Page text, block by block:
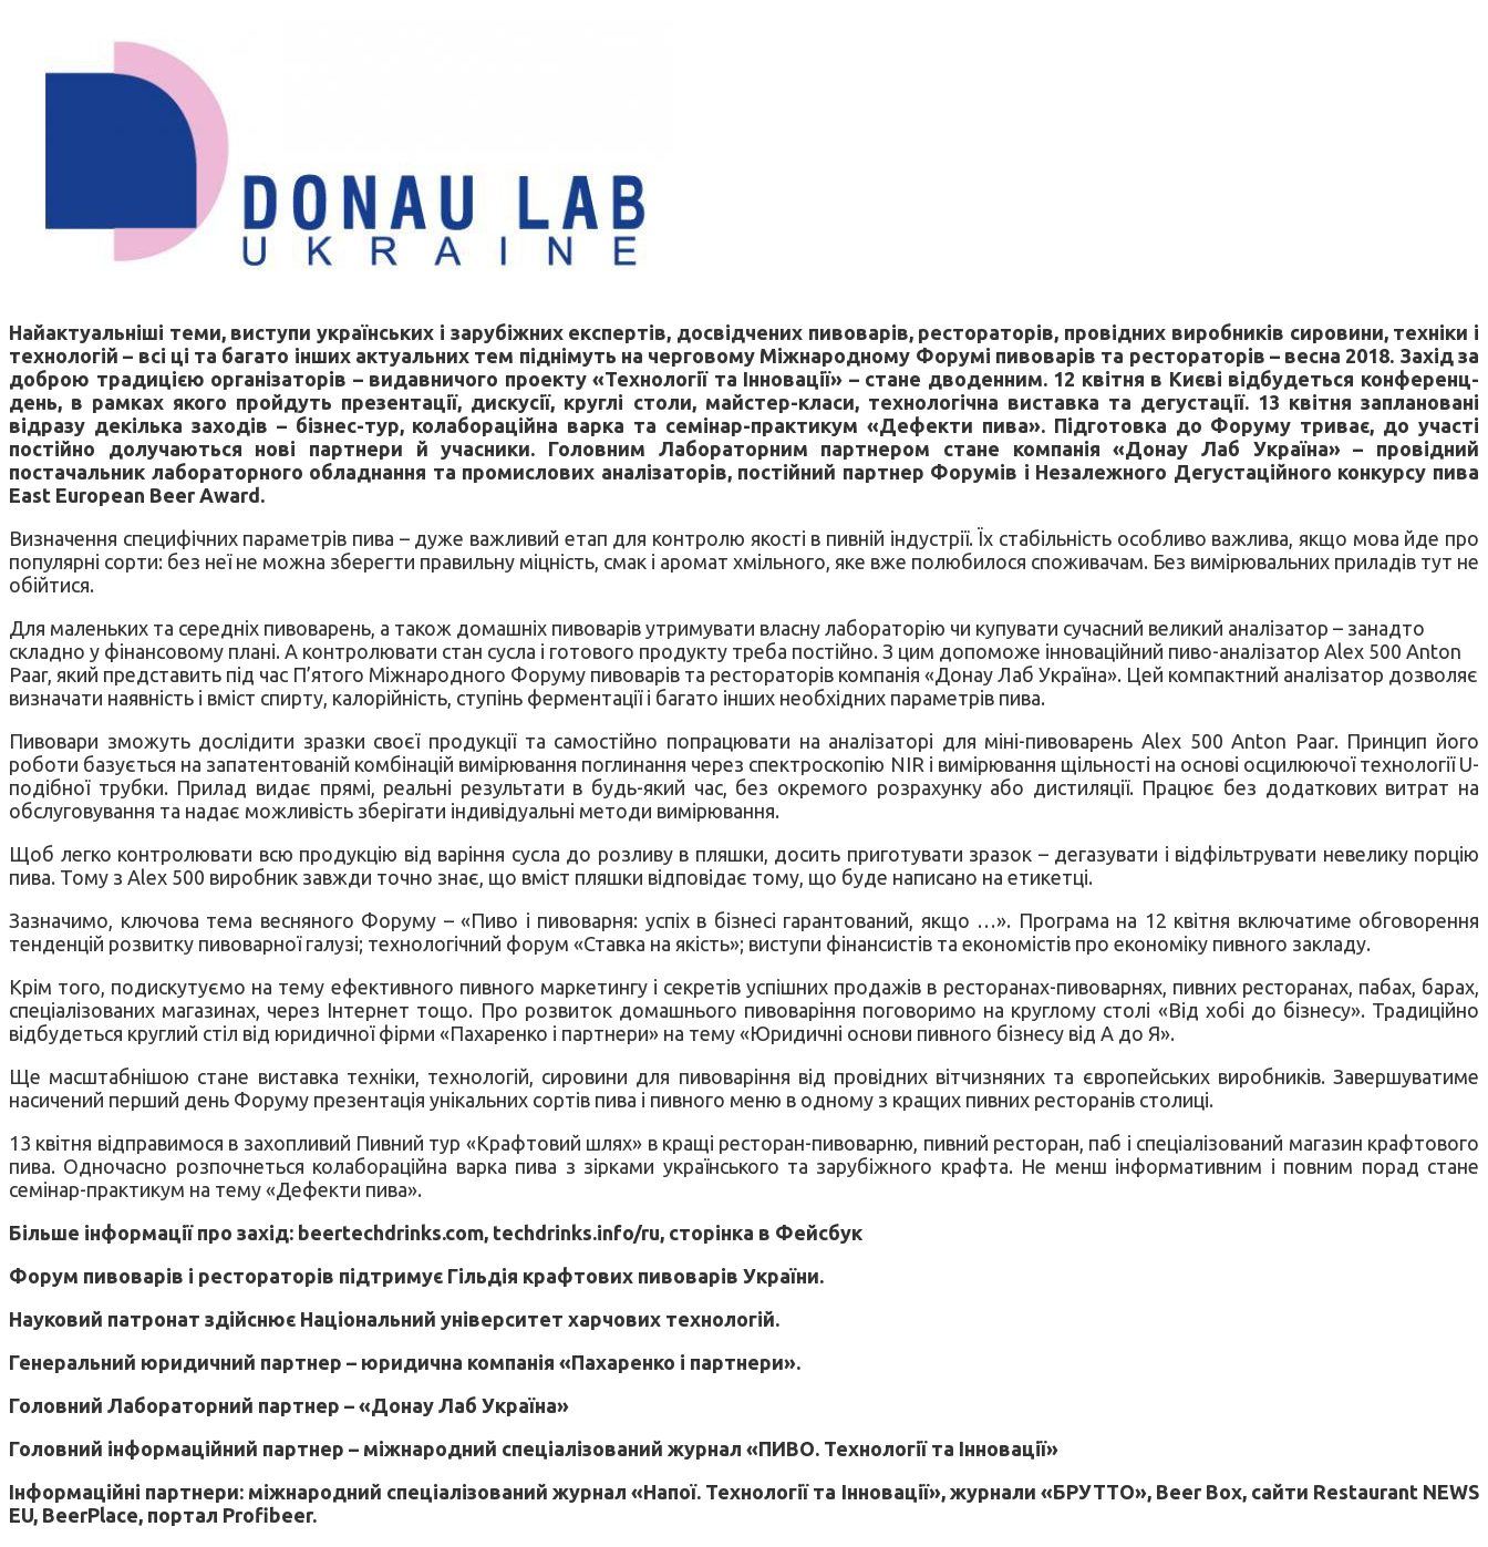
Найактуальніші теми, виступи українських і зарубіжних експертів, досвідчених пивоварів, рестораторів, провідних виробників сировини, техніки і
технологій – всі ці та багато інших актуальних тем піднімуть на черговому Міжнародному Форумі пивоварів та рестораторів – весна 2018. Захід за
доброю традицією організаторів – видавничого проекту «Технології та Інновації» – стане дводенним. 12 квітня в Києві відбудеться конференц-
день, в рамках якого пройдуть презентації, дискусії, круглі столи, майстер-класи, технологічна виставка та дегустації. 13 квітня заплановані
відразу декілька заходів – бізнес-тур, колабораційна варка та семінар-практикум «Дефекти пива». Підготовка до Форуму триває, до участі
постійно долучаються нові партнери й учасники. Головним Лабораторним партнером стане компанія «Донау Лаб Україна» – провідний
постачальник лабораторного обладнання та промислових аналізаторів, постійний партнер Форумів і Незалежного Дегустаційного конкурсу пива
East European Beer Award.
Визначення специфічних параметрів пива – дуже важливий етап для контролю якості в пивній індустрії. Їх стабільність особливо важлива, якщо мова йде про
популярні сорти: без неї не можна зберегти правильну міцність, смак і аромат хмільного, яке вже полюбилося споживачам. Без вимірювальних приладів тут не
обійтися.
Для маленьких та середніх пивоварень, а також домашніх пивоварів утримувати власну лабораторію чи купувати сучасний великий аналізатор – занадто
складно у фінансовому плані. А контролювати стан сусла і готового продукту треба постійно. З цим допоможе інноваційний пиво-аналізатор Alex 500 Anton
Paar, який представить під час П’ятого Міжнародного Форуму пивоварів та рестораторів компанія «Донау Лаб Україна». Цей компактний аналізатор дозволяє
визначати наявність і вміст спирту, калорійність, ступінь ферментації і багато інших необхідних параметрів пива.
Пивовари зможуть дослідити зразки своєї продукції та самостійно попрацювати на аналізаторі для міні-пивоварень Alex 500 Anton Paar. Принцип його
роботи базується на запатентованій комбінацій вимірювання поглинання через спектроскопію NIR і вимірювання щільності на основі осцилюючої технології U-
подібної трубки. Прилад видає прямі, реальні результати в будь-який час, без окремого розрахунку або дистиляції. Працює без додаткових витрат на
обслуговування та надає можливість зберігати індивідуальні методи вимірювання.
Щоб легко контролювати всю продукцію від варіння сусла до розливу в пляшки, досить приготувати зразок – дегазувати і відфільтрувати невелику порцію
пива. Тому з Alex 500 виробник завжди точно знає, що вміст пляшки відповідає тому, що буде написано на етикетці.
Зазначимо, ключова тема весняного Форуму – «Пиво і пивоварня: успіх в бізнесі гарантований, якщо …». Програма на 12 квітня включатиме обговорення
тенденцій розвитку пивоварної галузі; технологічний форум «Ставка на якість»; виступи фінансистів та економістів про економіку пивного закладу.
Крім того, подискутуємо на тему ефективного пивного маркетингу і секретів успішних продажів в ресторанах-пивоварнях, пивних ресторанах, пабах, барах,
спеціалізованих магазинах, через Інтернет тощо. Про розвиток домашнього пивоваріння поговоримо на круглому столі «Від хобі до бізнесу». Традиційно
відбудеться круглий стіл від юридичної фірми «Пахаренко і партнери» на тему «Юридичні основи пивного бізнесу від А до Я».
Ще масштабнішою стане виставка техніки, технологій, сировини для пивоваріння від провідних вітчизняних та європейських виробників. Завершуватиме
насичений перший день Форуму презентація унікальних сортів пива і пивного меню в одному з кращих пивних ресторанів столиці.
13 квітня відправимося в захопливий Пивний тур «Крафтовий шлях» в кращі ресторан-пивоварню, пивний ресторан, паб і спеціалізований магазин крафтового
пива. Одночасно розпочнеться колабораційна варка пива з зірками українського та зарубіжного крафта. Не менш інформативним і повним порад стане
семінар-практикум на тему «Дефекти пива».
Більше інформації про захід: beertechdrinks.com, techdrinks.info/ru, сторінка в Фейсбук
Форум пивоварів і рестораторів підтримує Гільдія крафтових пивоварів України.
Науковий патронат здійснює Національний університет харчових технологій.
Генеральний юридичний партнер – юридична компанія «Пахаренко і партнери».
Головний Лабораторний партнер – «Донау Лаб Україна»
Головний інформаційний партнер – міжнародний спеціалізований журнал «ПИВО. Технології та Інновації»
Інформаційні партнери: міжнародний спеціалізований журнал «Напої. Технології та Інновації», журнали «БРУТТО», Beer Box, сайти Restaurant NEWS
EU, BeerPlace, портал Profibeer.